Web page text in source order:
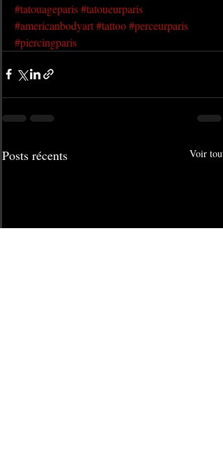
#tatouageparis#tatoueurparis
#americanbodyart#tattoo#perceurparis
#piercingparis
Posts récents Voir tout